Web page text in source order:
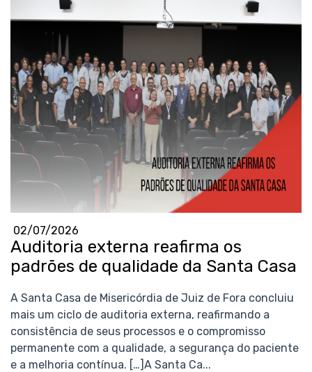
02/07/2026
Auditoria externa reafirma os
padrões de qualidade da Santa Casa
A Santa Casa de Misericórdia de Juiz de Fora concluiu
mais um ciclo de auditoria externa, reafirmando a
consistência de seus processos e o compromisso
permanente com a qualidade, a segurança do paciente
e a melhoria contínua. […]A Santa Ca...